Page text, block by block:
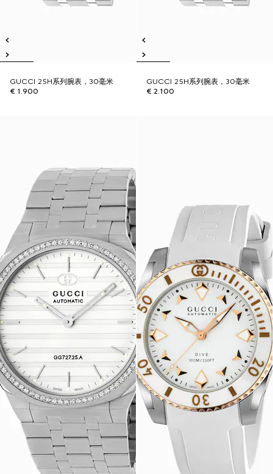
GUCCI 25H系列腕表，30毫米
€ 1.900
GUCCI 25H系列腕表，30毫米
€ 2.100